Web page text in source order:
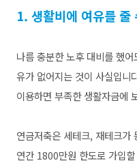
1. 생활비에 여유를 줄
나름 충분한 노후 대비를 했
유가 없어지는 것이 사실입니
이용하면 부족한 생활자금에
연금저축은 세테크, 재테크가
연간 1800만원 한도로 가입